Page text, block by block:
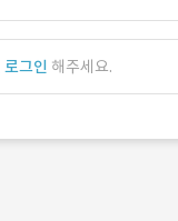
로그인 해주세요.